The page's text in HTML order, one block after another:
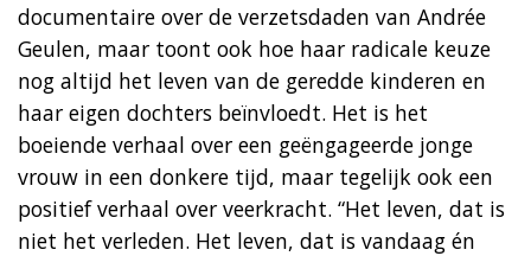
documentaire over de verzetsdaden van Andrée
Geulen, maar toont ook hoe haar radicale keuze
nog altijd het leven van de geredde kinderen en
haar eigen dochters beïnvloedt. Het is het
boeiende verhaal over een geëngageerde jonge
vrouw in een donkere tijd, maar tegelijk ook een
positief verhaal over veerkracht. “Het leven, dat is
niet het verleden. Het leven, dat is vandaag én